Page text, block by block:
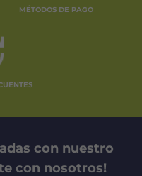
MÉTODOS DE PAGO
con nuestro
con nosotros!